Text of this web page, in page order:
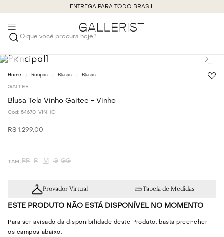
ENTREGA PARA TODO BRASIL
O que você procura hoje?
Roupas Blusas Blusas
GAITEE
Blusa Tela Vinho Gaitee - Vinho
Cod: 54670-VINHO
R$ 1 .299,00
PP P M G GG
Provador Virtual Tabela de Medidas
ESTE PRODUTO NÃO ESTÁ DISPONÍVEL NO MOMENTO
Para ser avisado da disponibilidade deste Produto, basta preencher
os campos abaixo.